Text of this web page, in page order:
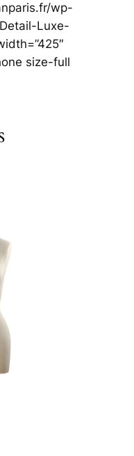
wp-
Luxe-
size-full